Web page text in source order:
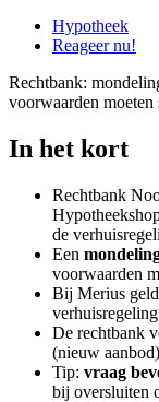
Hypotheek
Reageer nu!
Rechtbank:
voorwaarden
In het kort
Rechtbank
de
Een
voorwaarden
Bij Merius
De rechtbank
(nieuw
Tip: vraag
bij oversluiten